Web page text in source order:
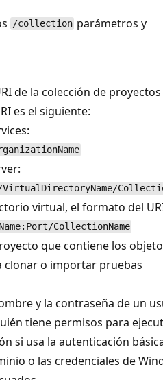
/collection parámetros y
de la colección de
es el siguiente:
virtual, el formato del
CollectionName
que contiene los
clonar o importar pruebas
y la contraseña de un
tiene permisos para
si usa la autenticación
o las credenciales de